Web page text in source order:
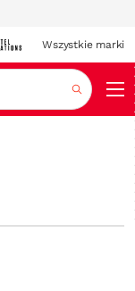
Wszystkie marki
Szukaj